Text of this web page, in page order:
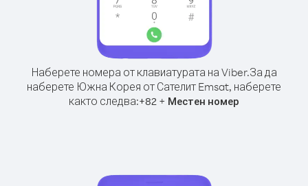
Наберете номера от клавиатурата на Viber.За да
наберете Южна Корея от Сателит Emsat, наберете
както следва:+82 + Местен номер